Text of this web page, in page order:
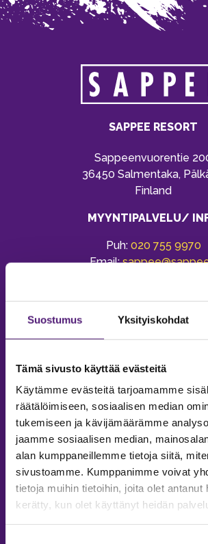
Suostumus Yksityiskohdat
Tämä sivusto käyttää evästeitä
Käytämme evästeitä tarjoamamme
räätälöimiseen, sosiaalisen median
tukemiseen ja kävijämäärämme
jaamme sosiaalisen median,
alan kumppaneillemme tietoja siitä,
sivustoamme. Kumppanimme voivat
tietoja muihin tietoihin, joita olet antanut
kerätty, kun olet käyttänyt heidän
SAPPEE RESORT
Sappeenvuorentie
36450 Salmentaka,
Finland
MYYNTIPALVELU/
Puh: 020 755 9970
Email:
MAJOITUS
Tiedustelut &